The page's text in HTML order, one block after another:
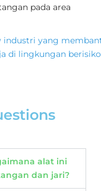
pada area
industri yang
di lingkungan
alat ini
dan jari?